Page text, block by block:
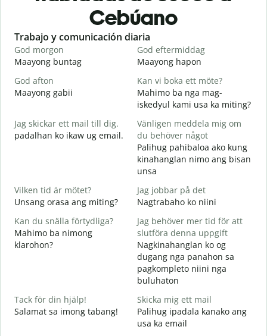
Cebúano
Slide 1 of 6
Trabajo y comunicación diaria
God morgon
Maayong buntag
God eftermiddag
Maayong hapon
God afton
Maayong gabii
Kan vi boka ett möte?
Mahimo ba nga mag-
iskedyul kami usa ka miting?
Jag skickar ett mail till dig.
padalhan ko ikaw ug email.
Vänligen meddela mig om
du behöver något
Palihug pahibaloa ako kung
kinahanglan nimo ang bisan
unsa
Vilken tid är mötet?
Unsang orasa ang miting?
Jag jobbar på det
Nagtrabaho ko niini
Kan du snälla förtydliga?
Mahimo ba nimong
klarohon?
Jag behöver mer tid för att
slutföra denna uppgift
Nagkinahanglan ko og
dugang nga panahon sa
pagkompleto niini nga
buluhaton
Tack för din hjälp!
Salamat sa imong tabang!
Skicka mig ett mail
Palihug ipadala kanako ang
usa ka email